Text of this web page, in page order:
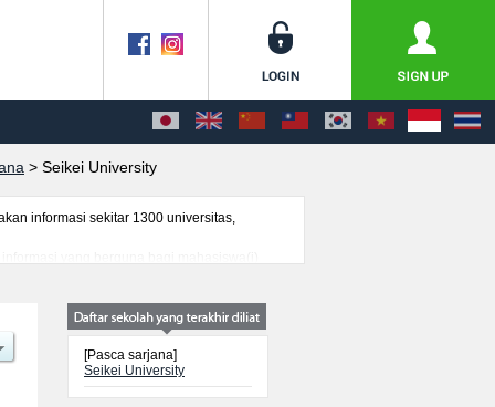
> Seikei University
informasi sekitar 1300 universitas,
yang berguna bagi mahasiswa(i)
[Pasca sarjana]
Seikei University